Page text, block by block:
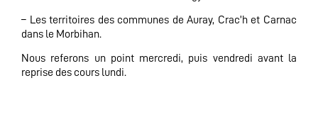
– Les territoires des communes de Auray, Crac’h et Carnac
dans le Morbihan.
Nous referons un point mercredi, puis vendredi avant la
reprise des cours lundi.